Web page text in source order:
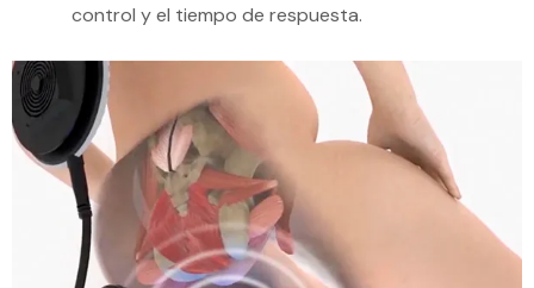
control y el tiempo de respuesta.